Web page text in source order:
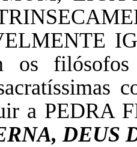
os
a PEDRA
DEUS